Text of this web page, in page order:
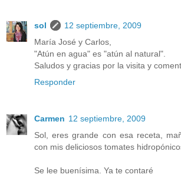
sol
12 septiembre, 2009
María José y Carlos,
"Atún en agua" es "atún al natural".
Saludos y gracias por la visita y
Responder
Carmen 12 septiembre, 2009
Sol, eres grande con esa receta,
con mis deliciosos tomates
Se lee buenísima. Ya te contaré